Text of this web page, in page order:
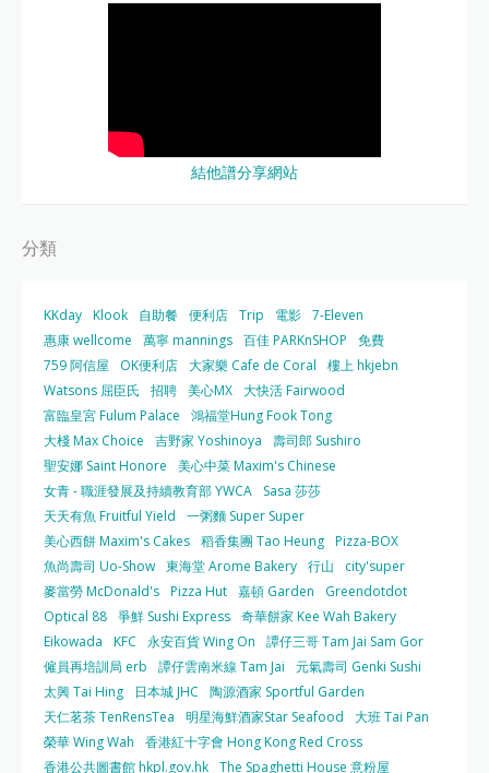
結他譜分享網站
分類
KKday Klook 自助餐 便利店 Trip 電影 7-Eleven
惠康 wellcome
萬寧 mannings 百佳 PARKnSHOP
免費
759 阿信屋
OK便利店 大家樂 Cafe de Coral
樓上 hkjebn
Watsons 屈臣氏
招聘 美心MX 大快活 Fairwood
富臨皇宮 Fulum Palace
鴻福堂Hung Fook Tong
大棧 Max Choice
吉野家 Yoshinoya
壽司郎 Sushiro
聖安娜 Saint Honore
美心中菜 Maxim's Chinese
女青 - 職涯發展及持續教育部 YWCA
Sasa 莎莎
天天有魚 Fruitful Yield
一粥麵 Super Super
美心西餅 Maxim's Cakes 稻香集團 Tao Heung Pizza-BOX
魚尚壽司 Uo-Show 東海堂 Arome Bakery 行山
city'super
麥當勞 McDonald's Pizza Hut 嘉頓 Garden
Greendotdot
Optical 88 爭鮮 Sushi Express 奇華餅家 Kee Wah Bakery
Eikowada
KFC 永安百貨 Wing On
譚仔三哥 Tam Jai Sam Gor
僱員再培訓局 erb
譚仔雲南米線 Tam Jai
元氣壽司 Genki Sushi
太興 Tai Hing
日本城 JHC
陶源酒家 Sportful Garden
天仁茗茶 TenRensTea
明星海鮮酒家Star Seafood
大班 Tai Pan
榮華 Wing Wah
香港紅十字會 Hong Kong Red Cross
香港公共圖書館 hkpl.gov.hk The Spaghetti House 意粉屋